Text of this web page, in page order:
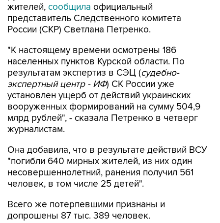
жителей, сообщила официальный
представитель Следственного комитета
России (СКР) Светлана Петренко.
"К настоящему времени осмотрены 186
населенных пунктов Курской области. По
результатам экспертиз в СЭЦ (судебно-
экспертный центр - ИФ) СК России уже
установлен ущерб от действий украинских
вооруженных формирований на сумму 504,9
млрд рублей", - сказала Петренко в четверг
журналистам.
Она добавила, что в результате действий ВСУ
"погибли 640 мирных жителей, из них один
несовершеннолетний, ранения получил 561
человек, в том числе 25 детей".
Всего же потерпевшими признаны и
допрошены 87 тыс. 389 человек.